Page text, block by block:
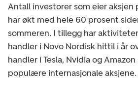
Antall investorer som eier aksjen
har økt med hele 60 prosent
sommeren. I tillegg har
handler i Novo Nordisk hittil i år
handler i Tesla, Nvidia og
populære internasjonale aksjene.